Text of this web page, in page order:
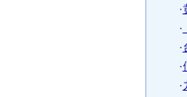
·
·
·
·
·